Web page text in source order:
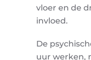
vloer en de
invloed.
De
uur werken,